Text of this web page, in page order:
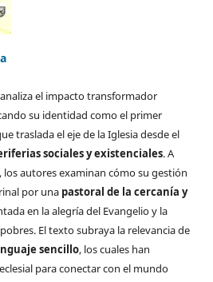
el impacto transformador
su identidad como el primer
traslada el eje de la Iglesia desde el
sociales y existenciales. A
los autores examinan cómo su gestión
por una pastoral de la cercanía y
en la alegría del Evangelio y la
El texto subraya la relevancia de
sencillo, los cuales han
para conectar con el mundo